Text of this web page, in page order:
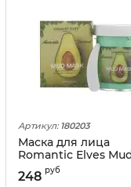
Артикул: 180203
Маска для лица
Romantic Elves
Avocado, 120 мл
248 руб